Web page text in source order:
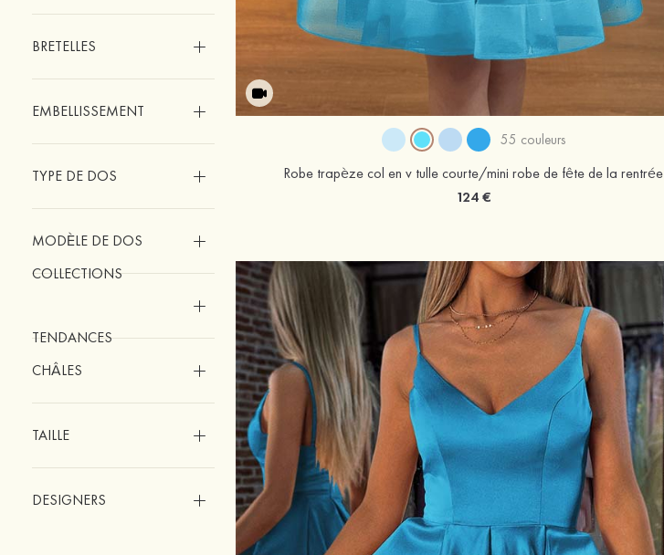
BRETELLES
EMBELLISSEMENT
TYPE DE DOS
MODÈLE DE DOS
COLLECTIONS
TENDANCES
CHÂLES
TAILLE
DESIGNERS
55 couleurs
Robe trapèze col en v tulle courte/mini robe de fête de la rentrée
124 €